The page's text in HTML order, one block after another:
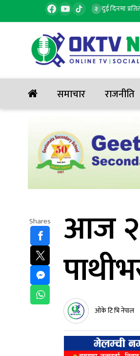
जनाको मृत्यु, ६ घाइते २ दुई दिनमा
समाचार राजनीति
Shares आज
ओके टि भि नेपाल